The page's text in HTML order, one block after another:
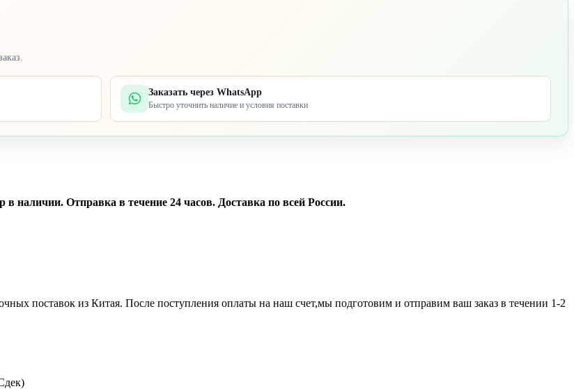
Заказать через WhatsApp
Быстро уточнить наличие и условия поставки
наличии. Отправка в течение 24 часов. Доставка по всей России.
поставок из Китая. После поступления оплаты на наш счет,мы подготовим и отправим ваш заказ в течении 1-2